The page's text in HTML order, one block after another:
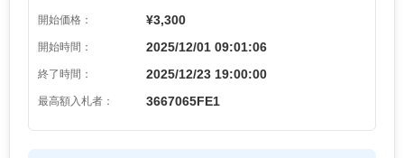
開始価格： ¥3,300
開始時間： 2025/12/01 09:01:06
終了時間： 2025/12/23 19:00:00
最高額入札者： 3667065FE1